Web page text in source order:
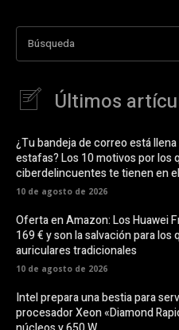
Búsqueda
Últimos
¿Tu bandeja de correo está
estafas? Los 10 motivos por los
ciberdelincuentes te tienen en
10 de agosto de 2026
Oferta en Amazon: Los Huawei
169 € y son la salvación para los
auriculares tradicionales
10 de agosto de 2026
Intel prepara una bestia para
procesador Xeon «Diamond